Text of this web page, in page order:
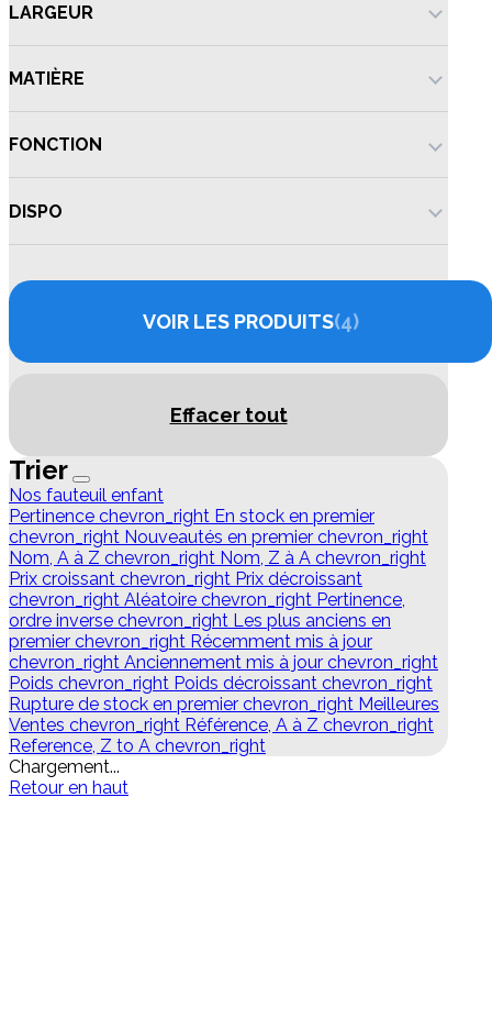
LARGEUR
MATIÈRE
FONCTION
DISPO
VOIR LES PRODUITS 4
Effacer tout
Trier
Nos fauteuil enfant
Pertinence chevron_right En stock en premier
chevron_right Nouveautés en premier chevron_right
Nom, A à Z chevron_right Nom, Z à A chevron_right
Prix croissant chevron_right Prix décroissant
chevron_right Aléatoire chevron_right Pertinence,
ordre inverse chevron_right Les plus anciens en
premier chevron_right Récemment mis à jour
chevron_right Anciennement mis à jour chevron_right
Poids chevron_right Poids décroissant chevron_right
Rupture de stock en premier chevron_right Meilleures
Ventes chevron_right Référence, A à Z chevron_right
Reference, Z to A chevron_right
Chargement...
Retour en haut